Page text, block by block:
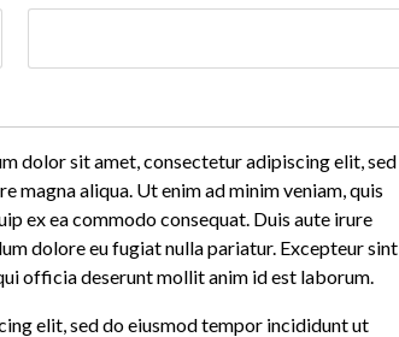
dolor sit amet, consectetur adipiscing elit, sed
aliqua. Ut enim ad minim veniam, quis
ex ea commodo consequat. Duis aute irure
dolore eu fugiat nulla pariatur. Excepteur sint
officia deserunt mollit anim id est laborum.
elit, sed do eiusmod tempor incididunt ut